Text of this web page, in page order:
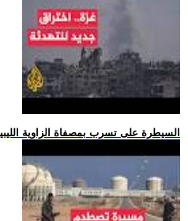
.. السيطرة على تسرب بمصفاة الزاوية